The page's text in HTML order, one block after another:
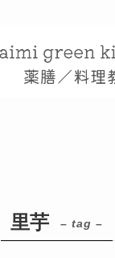
里芋 – tag –